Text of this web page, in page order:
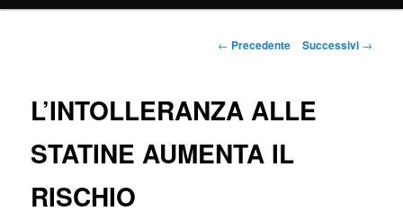
Navigazione
← Precedente Successivi →
L’INTOLLERANZA ALLE
STATINE AUMENTA IL
RISCHIO